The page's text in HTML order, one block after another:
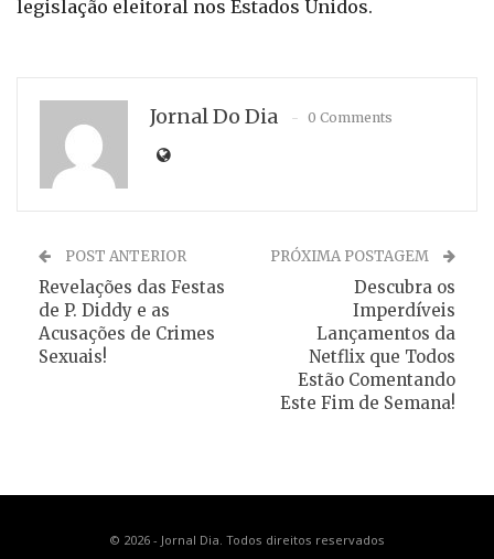
legislação eleitoral nos Estados Unidos.
Jornal Do Dia 0 Comments
POST ANTERIOR
Revelações das Festas
de P. Diddy e as
Acusações de Crimes
Sexuais!
PRÓXIMA POSTAGEM
Descubra os
Imperdíveis
Lançamentos da
Netflix que Todos
Estão Comentando
Este Fim de Semana!
© 2026 - Jornal Dia. Todos direitos reservados